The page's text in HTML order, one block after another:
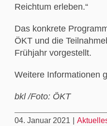
Reichtum erleben.“
Das konkrete
ÖKT und die
Frühjahr vorgestellt.
Weitere Informationen
bkl /Foto: ÖKT
04. Januar 2021